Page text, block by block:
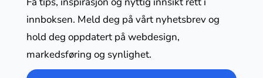
innboksen. Meld deg på vårt nyhetsbrev og
hold deg oppdatert på webdesign,
markedsføring og synlighet.